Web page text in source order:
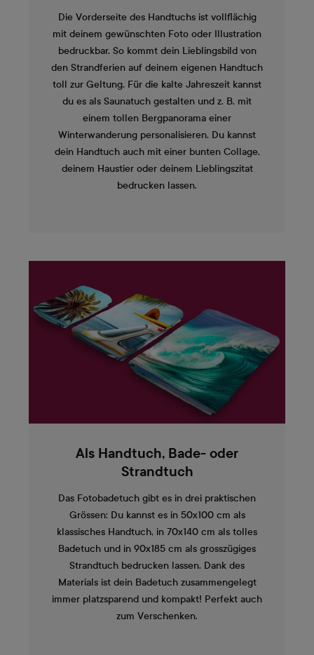
Die Vorderseite des Handtuchs ist vollflächig
mit deinem gewünschten Foto oder Illustration
bedruckbar. So kommt dein Lieblingsbild von
den Strandferien auf deinem eigenen Handtuch
toll zur Geltung. Für die kalte Jahreszeit kannst
du es als Saunatuch gestalten und z. B. mit
einem tollen Bergpanorama einer
Winterwanderung personalisieren. Du kannst
dein Handtuch auch mit einer bunten Collage,
deinem Haustier oder deinem Lieblingszitat
bedrucken lassen.
Als Handtuch, Bade- oder
Strandtuch
Das Fotobadetuch gibt es in drei praktischen
Grössen: Du kannst es in 50x100 cm als
klassisches Handtuch, in 70x140 cm als tolles
Badetuch und in 90x185 cm als grosszügiges
Strandtuch bedrucken lassen. Dank des
Materials ist dein Badetuch zusammengelegt
immer platzsparend und kompakt! Perfekt auch
zum Verschenken.